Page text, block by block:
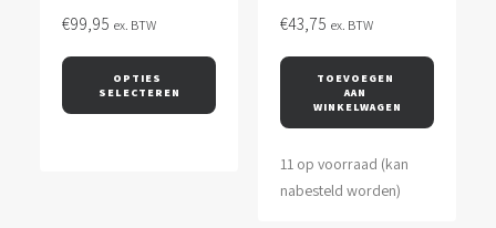
€99,95 ex. BTW
OPTIES
SELECTEREN
€43,75 ex. BTW
TOEVOEGEN
AAN
WINKELWAGEN
11 op voorraad (kan
nabesteld worden)